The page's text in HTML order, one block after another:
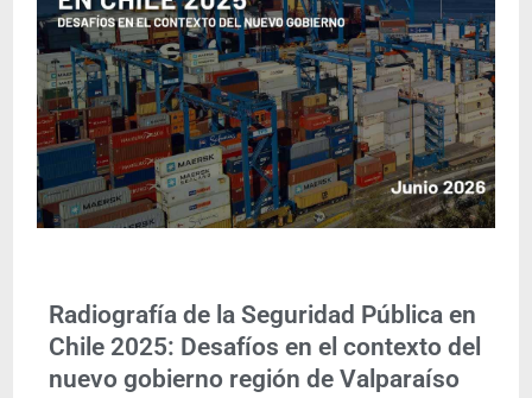
Radiografía de la Seguridad Pública en
Chile 2025: Desafíos en el contexto del
nuevo gobierno región de Valparaíso